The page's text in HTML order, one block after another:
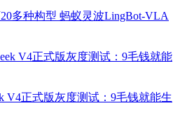
多种构型 蚂蚁灵波LingBot-VLA
V4正式版灰度测试：9毛钱就能生